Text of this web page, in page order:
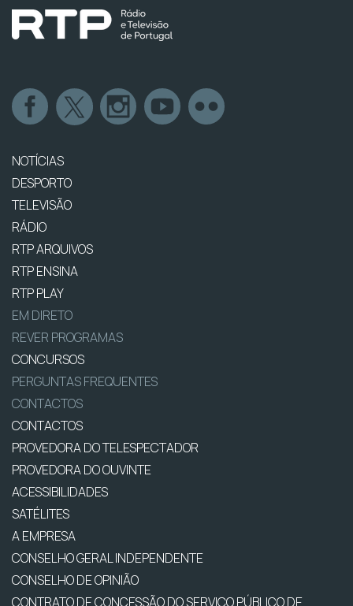
NOTÍCIAS
DESPORTO
TELEVISÃO
RÁDIO
RTP ARQUIVOS
RTP ENSINA
RTP PLAY
EM DIRETO
REVER PROGRAMAS
CONCURSOS
PERGUNTAS FREQUENTES
CONTACTOS
CONTACTOS
PROVEDORA DO TELESPECTADOR
PROVEDORA DO OUVINTE
ACESSIBILIDADES
SATÉLITES
A EMPRESA
CONSELHO GERAL INDEPENDENTE
CONSELHO DE OPINIÃO
CONTRATO DE CONCESSÃO DO SERVIÇO PÚBLICO DE